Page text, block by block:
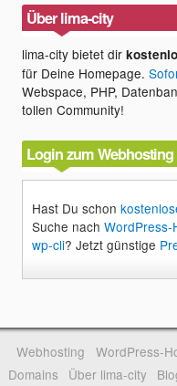
Über lima-city
lima-city bietet dir
für Deine Homepage.
Webspace, PHP,
tollen Community!
Login zum
Hast Du schon
Suche nachWordPress-
wp-cli? Jetzt günstige
Webhosting WordPress-
Domains
Über lima-city